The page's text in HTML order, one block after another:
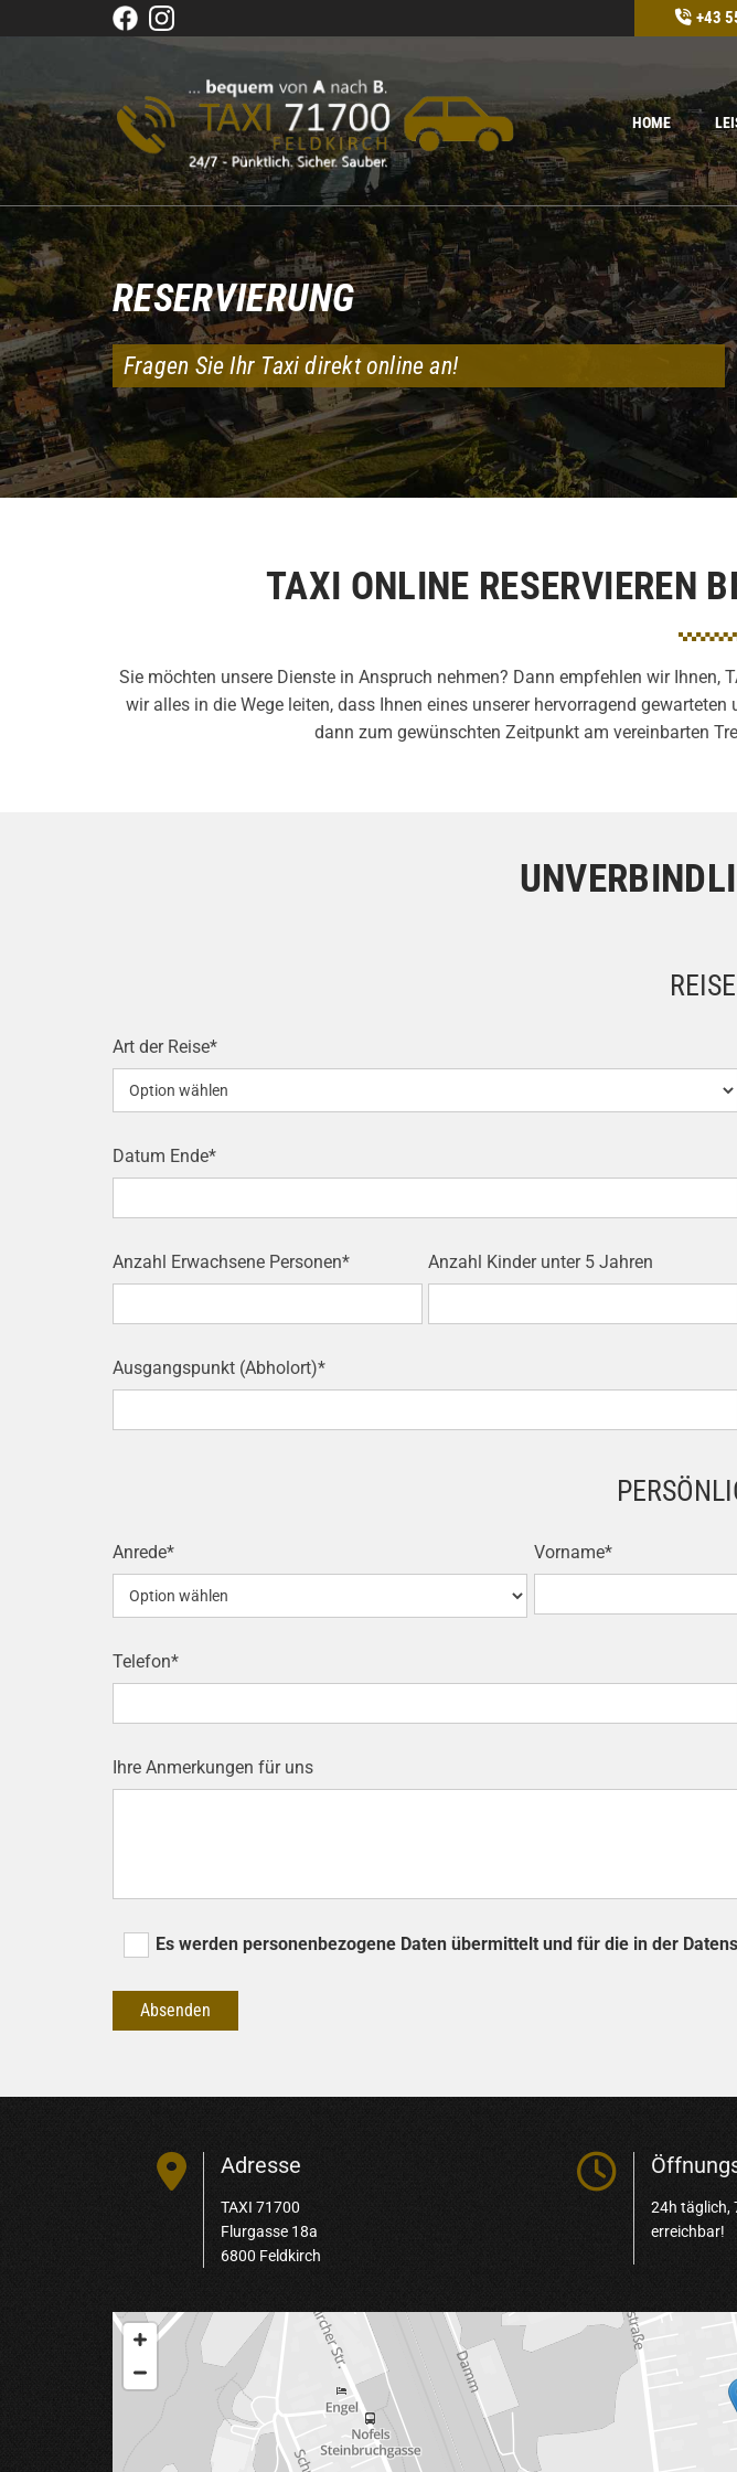
 +43
HOME
RESERVIERUNG
Fragen Sie Ihr Taxi direkt online an!
TAXI ONLINE RESERVIEREN
Sie möchten unsere Dienste in Anspruch nehmen? Dann empfehlen wir
wir alles in die Wege leiten, dass Ihnen eines unserer hervorragend
dann zum gewünschten Zeitpunkt am vereinbarten
Art der Reise*
Datum Ende*
Anzahl Erwachsene Personen* Anzahl Kinder unter 5 Jahren
Ausgangspunkt (Abholort)*
Anrede* Vorname*
Telefon*
Ihre Anmerkungen für uns
Es werden personenbezogene Daten übermittelt und für die in der
 Adresse
TAXI 71700
Flurgasse 18a
6800 Feldkirch

24h täglich,
erreichbar!